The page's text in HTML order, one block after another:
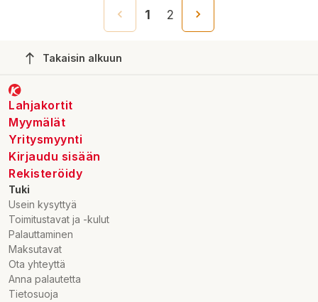
1 2
Takaisin alkuun
Lahjakortit
Myymälät
Yritysmyynti
Kirjaudu sisään
Rekisteröidy
Tuki
Usein kysyttyä
Toimitustavat ja -kulut
Palauttaminen
Maksutavat
Ota yhteyttä
Anna palautetta
Tietosuoja